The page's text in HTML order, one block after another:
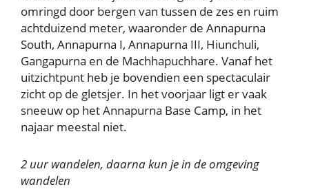
omringd door bergen van tussen de zes en ruim
achtduizend meter, waaronder de Annapurna
South, Annapurna I, Annapurna III, Hiunchuli,
Gangapurna en de Machhapuchhare. Vanaf het
uitzichtpunt heb je bovendien een spectaculair
zicht op de gletsjer. In het voorjaar ligt er vaak
sneeuw op het Annapurna Base Camp, in het
najaar meestal niet.
2 uur wandelen, daarna kun je in de omgeving
wandelen